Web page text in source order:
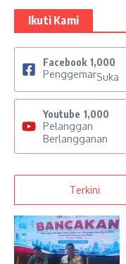
Ikuti Kami
Facebook 1,000
PenggemarSuka
Youtube 1,000
Pelanggan
Berlangganan
Terkini